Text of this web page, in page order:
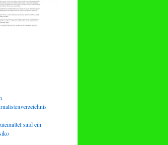
sind ein